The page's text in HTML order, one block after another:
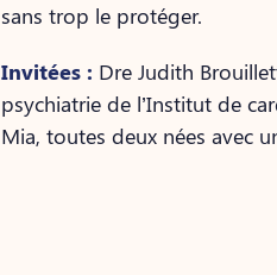
sans trop le protéger.
Invitées : Dre Judith
psychiatrie de l’Institut de
Mia, toutes deux nées avec